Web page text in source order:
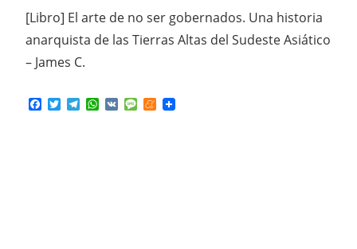
[Libro] El arte de no ser gobernados. Una historia
anarquista de las Tierras Altas del Sudeste Asiático
– James C.
Facebook
TwitterTelegram
WhatsApp
VK MessageMeneame